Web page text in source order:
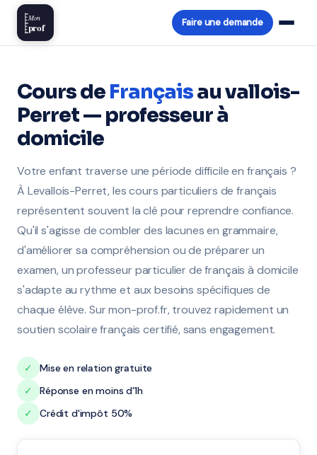
Mon
prof Faire une demande
Cours de Françaisau vallois-
Perret — professeur à
domicile
Votre enfant traverse une période difficile en français ?
À Levallois-Perret, les cours particuliers de français
représentent souvent la clé pour reprendre confiance.
Qu'il s'agisse de combler des lacunes en grammaire,
d'améliorer sa compréhension ou de préparer un
examen, un professeur particulier de français à domicile
s'adapte au rythme et aux besoins spécifiques de
chaque élève. Sur mon-prof.fr, trouvez rapidement un
soutien scolaire français certifié, sans engagement.
✓
Mise en relation gratuite
✓
Réponse en moins d'1h
✓
Crédit d'impôt 50%